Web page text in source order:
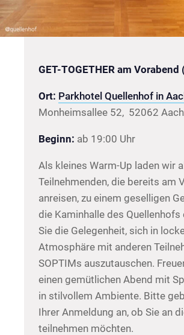
GET-TOGETHER am
Ort: Parkhotel Quellenhof in
Monheimsallee 52, 52062
Beginn: ab 19:00 Uhr
Als kleines Warm-Up laden wir
Teilnehmenden, die bereits am
anreisen, zu einem geselligen
die Kaminhalle des Quellenhofs
Sie die Gelegenheit, sich in
Atmosphäre mit anderen
SOPTIMs auszutauschen.
einen gemütlichen Abend mit
in stilvollem Ambiente. Bitte
Ihrer Anmeldung an, ob Sie an
teilnehmen möchten.